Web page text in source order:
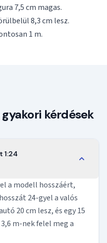
7,5 cm magas.
8,3 cm lesz.
1 m.
kérdések
1:24
a modell hosszáért,
24-gyel a valós
20 cm lesz, és egy 15
m-nek felel meg a